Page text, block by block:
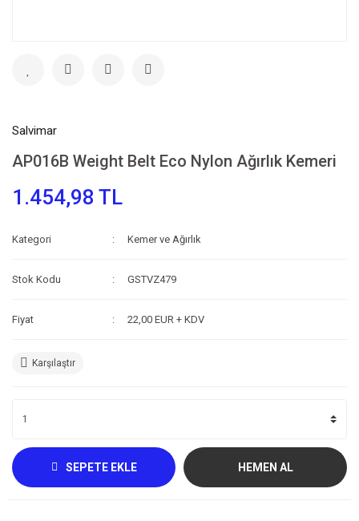
Salvimar
AP016B Weight Belt Eco Nylon Ağırlık Kemeri
1.454,98 TL
Kategori Kemer ve Ağırlık
Stok Kodu GSTVZ479
Fiyat 22,00 EUR + KDV
Karşılaştır
SEPETE EKLE HEMEN AL